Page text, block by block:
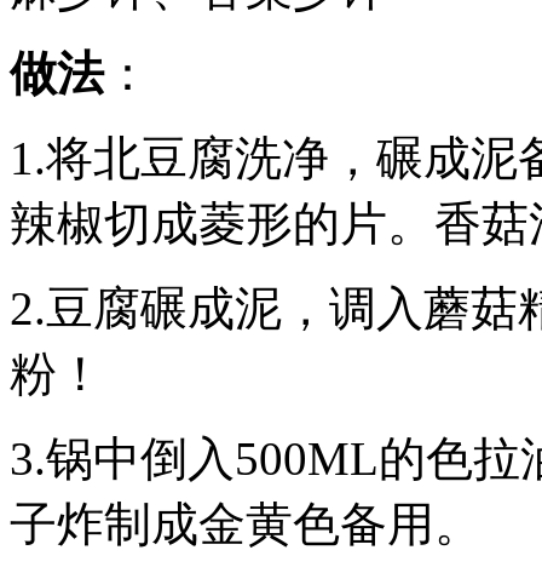
做法：
1.将北豆腐洗净，碾成
辣椒切成菱形的片。香
2.豆腐碾成泥，调入蘑
粉！
3.锅中倒入500ML的色
子炸制成金黄色备用。